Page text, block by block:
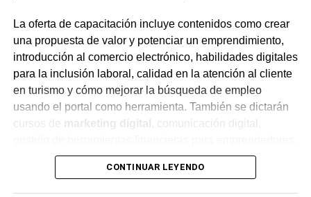
este año de la Estudiantina Municipal. Aranda aclaró que
el comunicado difundido fue elaborado por los propios
alumnos y que la institución notificó formalmente al
Municipiosobre la decisión adoptada.
Desde la institución pidieron que la determinación sea
comprendida y respetada por el resto de la comunidad
propios estudiantes.
La oferta de capacitación incluye contenidos como crear
una propuesta de valor y potenciar un emprendimiento,
introducción al comercio electrónico, habilidades digitales
para la inclusión laboral, calidad en la atención al cliente
en turismo y cómo mejorar la búsqueda de empleo
usando el portal como herramienta. También se dictarán
marketing digital
, comunicación digital,
trabajo digital en entornos colaborativos y refacciones
CONTINUAR LEYENDO